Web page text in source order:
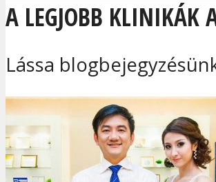
A LEGJOBB KLINIKÁK
Lássa